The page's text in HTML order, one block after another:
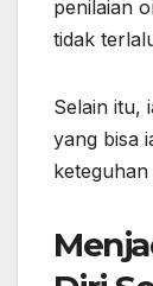
penilaian
tidak
Selain itu,
yang bisa